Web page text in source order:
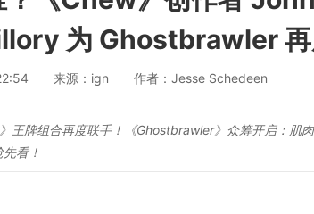
为 Ghostbrawler
来源：ign 作者：Jesse Schedeen
》王牌组合再度联手！《Ghostbrawler》众筹开启：肌
看！